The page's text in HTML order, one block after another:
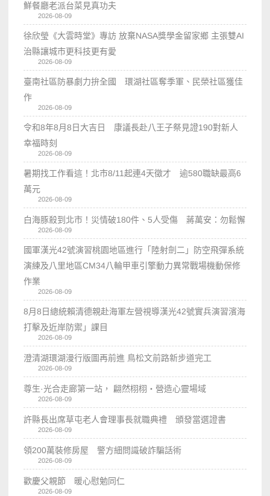
鮮餐廳老派台菜見真功夫
2026-08-09
徐欣瑩《大雲時堂》專訪 放棄NASA獎學金留家鄉 主張雙AI
治縣讓城市更科技更有愛
2026-08-09
臺南社區防暴劇力拚全國 環湖社區奪季軍、民榮社區獲佳
作
2026-08-09
令和8年8月8日大吉日 康議長赴八王子祭見證190對新人
幸福時刻
2026-08-09
暑期找工作看這！北市8/11起連4天徵才 逾580職缺最高6
萬元
2026-08-09
白海豚殺到北市！災情破180件、5人受傷 蔣萬安：勿鬆懈
2026-08-09
國軍漢光42號演習桃園地區進行「陸射劍二」防空飛彈系統
演練及八里地區CM34八輪甲車引擎動力異常戰場機動保修
作業
2026-08-09
8月8日總統賴清德親赴海軍左營視導漢光42號實兵演習濱海
打擊及近岸防禦」課目
2026-08-09
澄清湖環湖漫行版圖再前進 鳥松文前路新步道完工
2026-08-09
尊生·光合走廊第一站， 翩然栩栩・營造心靈場域
2026-08-09
許縣長出席草屯老人會理事長就職典禮 頒發當選證書
2026-08-09
領200萬裝修房屋 警方細問識破詐騙話術
2026-08-09
歡慶父親節 暖心慰勉同仁
2026-08-09